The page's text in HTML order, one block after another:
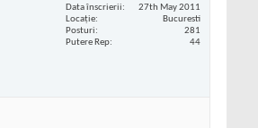
Data înscrierii
27th May 2011
Locaţie
Bucuresti
Posturi
281
Putere Rep
44